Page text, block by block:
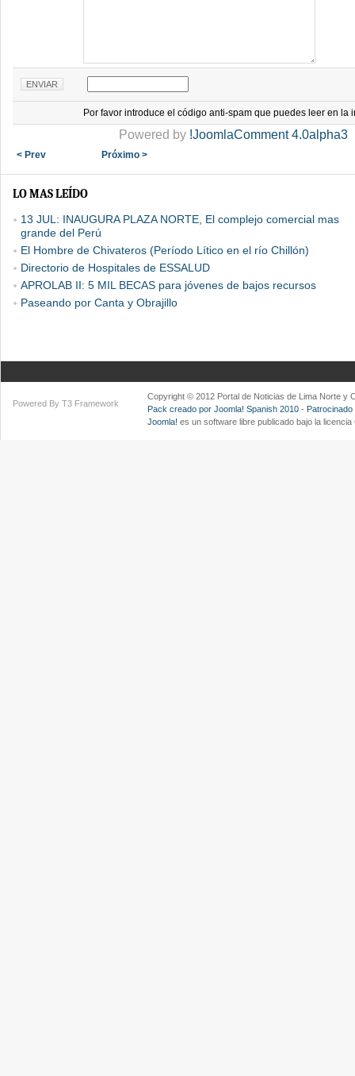
Por favor introduce el código anti-spam que puedes leer en la
Powered by !JoomlaComment 4.0alpha3
< Prev Próximo >
LO MAS LEÍDO
13 JUL: INAUGURA PLAZA NORTE, El complejo comercial mas
grande del Perú
El Hombre de Chivateros (Período Lítico en el río Chillón)
Directorio de Hospitales de ESSALUD
APROLAB II: 5 MIL BECAS para jóvenes de bajos recursos
Paseando por Canta y Obrajillo
Powered By T3 Framework
Copyright © 2012 Portal de Noticias de Lima Norte
Pack creado por Joomla! Spanish 2010 -
Joomla! es un software libre publicado bajo la licencia